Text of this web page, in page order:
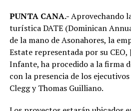
PUNTA CANA.-Aprovechando
turística DATE (Dominican
de la mano de Asonahores, la
Estate representada por su CEO,
Infante, ha procedido a la firma
con la presencia de los
Clegg y Thomas Guilliano.